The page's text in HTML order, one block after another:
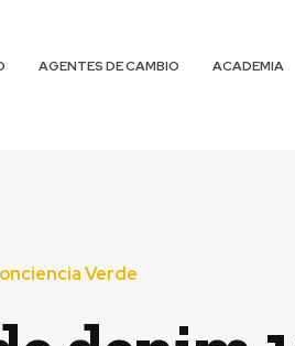
AGENTES DE CAMBIO ACADEMIA
Verde